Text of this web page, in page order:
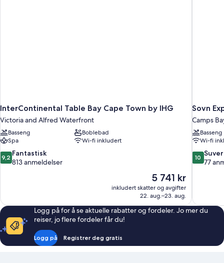
InterContinental Table Bay Cape Town by IHG
Victoria and Alfred Waterfront
Basseng
Boblebad
Spa
Wi-fi inkludert
9.2
av
anmeldelser
9,2 Fantastisk
813 anmeldelser
Prisen
er
5 741 kr
5 741 kr
inkludert skatter og avgifter
22. aug.–23. aug.
Sovn
Camps
Basseng
Wi-fi
10.0
av10
77
Logg på for å se aktuelle rabatter og fordeler. Jo mer du
reiser, jo flere fordeler får du!
Logg på Registrer deg gratis